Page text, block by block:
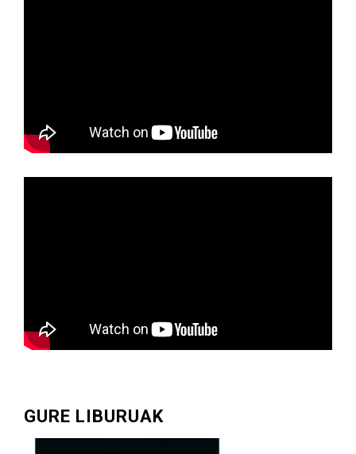
GURE LIBURUAK